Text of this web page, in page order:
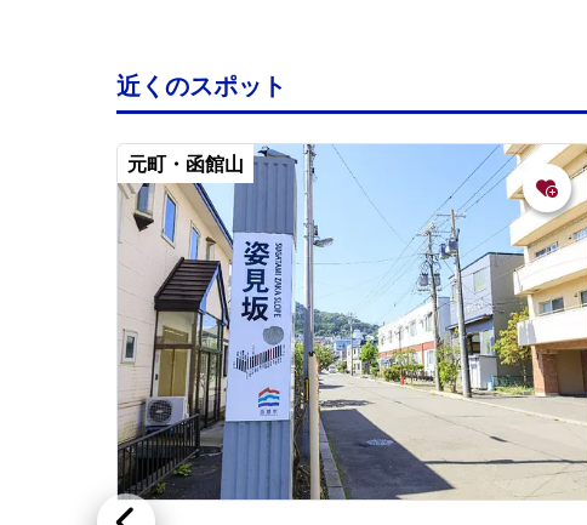
近くのスポット
元町・函館山